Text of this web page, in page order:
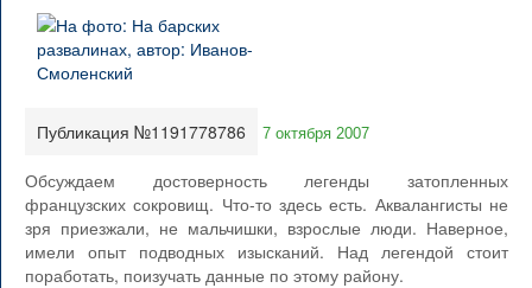
Публикация №1191778786 7 октября 2007
Обсуждаем достоверность легенды затопленных
французских сокровищ. Что-то здесь есть. Аквалангисты не
зря приезжали, не мальчишки, взрослые люди. Наверное,
имели опыт подводных изысканий. Над легендой стоит
поработать, поизучать данные по этому району.